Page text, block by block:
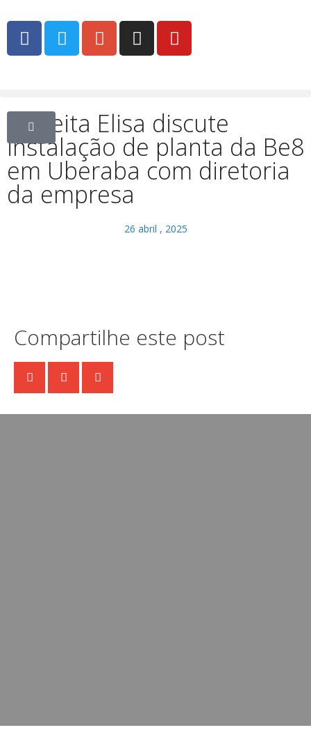
Prefeita Elisa discute
instalação de planta da Be8
em Uberaba com diretoria
da empresa
26 abril , 2025
Compartilhe este post